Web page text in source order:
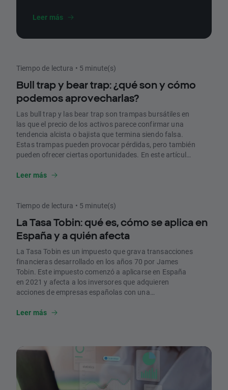
debemos tener en cuenta para vender
Leer más
Tiempo de lectura • 5 minute(s)
Bull trap y bear trap: ¿qué son y cómo
podemos aprovecharlas?
Las bull trap y las bear trap son trampas bursátiles en
las que el precio de los activos parece confirmar una
tendencia alcista o bajista que termina siendo falsa.
Estas trampas pueden provocar pérdidas, pero también
pueden ofrecer ciertas oportunidades. En este artículo,
Leer más
Tiempo de lectura • 5 minute(s)
La Tasa Tobin: qué es, cómo se aplica en
España y a quién afecta
La Tasa Tobin es un impuesto que grava transacciones
financieras desarrollado en los años 70 por James
Tobin. Este impuesto comenzó a aplicarse en España
en 2021 y afecta a los inversores que adquieren
acciones de empresas españolas con una
euros. En este artículo, te explicamos qué es.
Leer más